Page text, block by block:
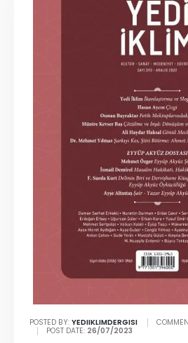
POSTED BY:YEDIIKLIMDERGISI
POST DATE: 26/07/2023